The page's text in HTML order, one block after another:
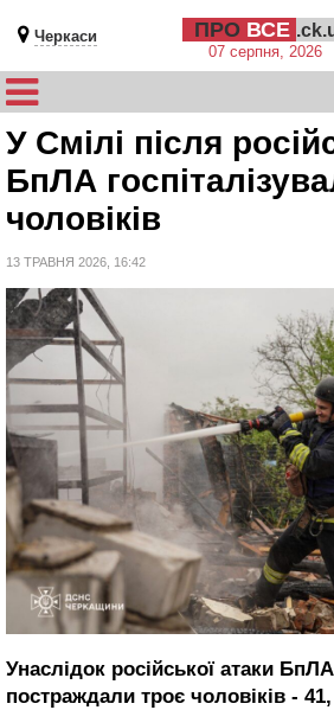
Черкаси ПРО ВСЕ
07 серпня, 2026
У Смілі після
БпЛА
чоловіків
13 ТРАВНЯ 2026, 16:42
Унаслідок російської атаки
постраждали троє чоловіків - 41,